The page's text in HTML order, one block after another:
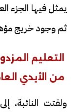
يمثل فيها الجزء
ثم وجود خريج
التعليم
من الأيدي
ولفتت